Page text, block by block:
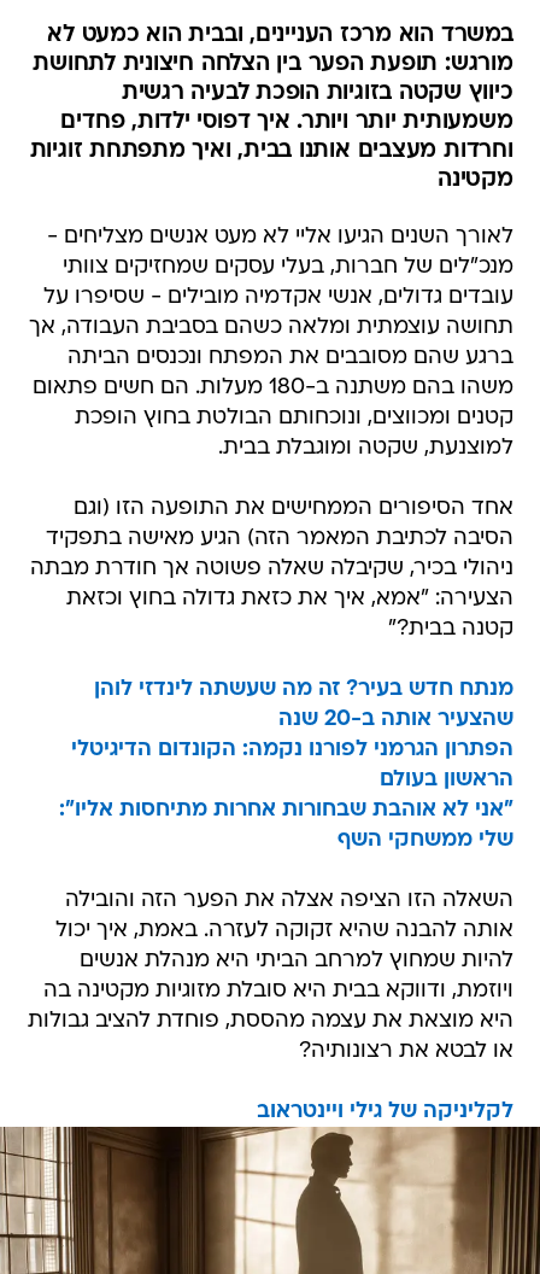
במשרד הוא מרכז העניינים, ובבית הוא כמעט לא
מורגש: תופעת הפער בין הצלחה חיצונית לתחושת
כיווץ שקטה בזוגיות הופכת לבעיה רגשית
משמעותית יותר ויותר. איך דפוסי ילדות, פחדים
וחרדות מעצבים אותנו בבית, ואיך מתפתחת זוגיות
מקטינה
לאורך השנים הגיעו אליי לא מעט אנשים מצליחים -
מנכ"לים של חברות, בעלי עסקים שמחזיקים צוותי
עובדים גדולים, אנשי אקדמיה מובילים - שסיפרו על
תחושה עוצמתית ומלאה כשהם בסביבת העבודה, אך
ברגע שהם מסובבים את המפתח ונכנסים הביתה
משהו בהם משתנה ב-180 מעלות. הם חשים פתאום
קטנים ומכווצים, ונוכחותם הבולטת בחוץ הופכת
למוצנעת, שקטה ומוגבלת בבית.
אחד הסיפורים הממחישים את התופעה הזו (וגם
הסיבה לכתיבת המאמר הזה) הגיע מאישה בתפקיד
ניהולי בכיר, שקיבלה שאלה פשוטה אך חודרת מבתה
הצעירה: "אמא, איך את כזאת גדולה בחוץ וכזאת
קטנה בבית?"
מנתח חדש בעיר? זה מה שעשתה לינדזי לוהן
שהצעיר אותה ב-20 שנה
הפתרון הגרמני לפורנו נקמה: הקונדום הדיגיטלי
הראשון בעולם
"אני לא אוהבת שבחורות אחרות מתיחסות אליו":
שלי ממשחקי השף
השאלה הזו הציפה אצלה את הפער הזה והובילה
אותה להבנה שהיא זקוקה לעזרה. באמת, איך יכול
להיות שמחוץ למרחב הביתי היא מנהלת אנשים
ויוזמת, ודווקא בבית היא סובלת מזוגיות מקטינה בה
היא מוצאת את עצמה מהססת, פוחדת להציב גבולות
או לבטא את רצונותיה?
לקליניקה של גילי ויינטראוב